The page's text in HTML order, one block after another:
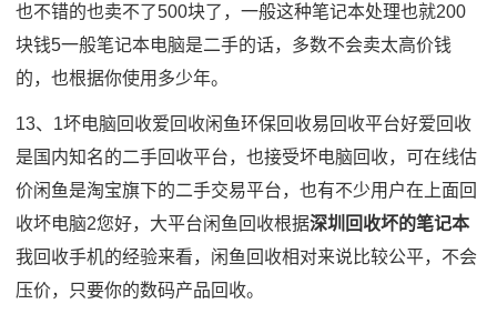
也不错的也卖不了500块了，一般这种笔记本处理也就200
块钱5一般笔记本电脑是二手的话，多数不会卖太高价钱
的，也根据你使用多少年。
13、1坏电脑回收爱回收闲鱼环保回收易回收平台好爱回收
是国内知名的二手回收平台，也接受坏电脑回收，可在线估
价闲鱼是淘宝旗下的二手交易平台，也有不少用户在上面回
收坏电脑2您好，大平台闲鱼回收根据深圳回收坏的笔记本
我回收手机的经验来看，闲鱼回收相对来说比较公平，不会
压价，只要你的数码产品回收。